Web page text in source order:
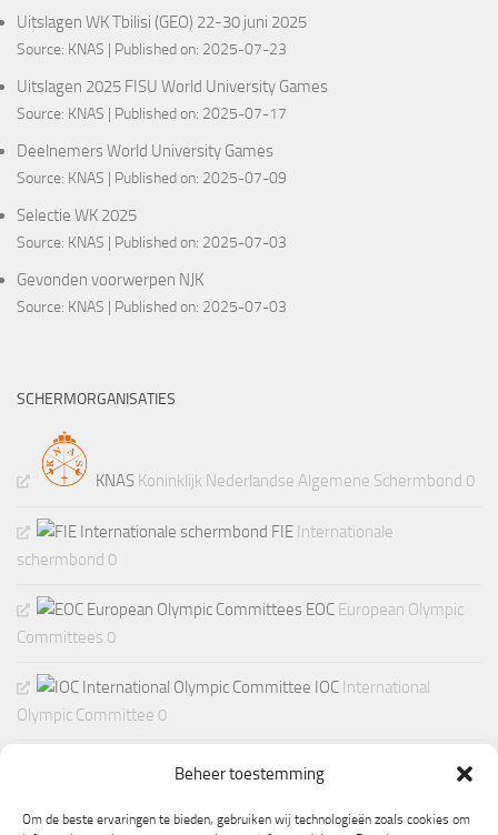
Beheer toestemming
Om de beste ervaringen te bieden, gebruiken wij technologieën zoals cookies om
Uitslagen WK Tbilisi (GEO) 22-30 juni 2025
Source: KNAS Published on: 2025-07-23
Uitslagen 2025 FISU World University Games
Source: KNAS Published on: 2025-07-17
Deelnemers World University Games
Source: KNAS Published on: 2025-07-09
Selectie WK 2025
Source: KNAS Published on: 2025-07-03
Gevonden voorwerpen NJK
Source: KNAS Published on: 2025-07-03
SCHERMORGANISATIES
KNAS Koninklijk Nederlandse Algemene Schermbond 0
FIE Internationale
schermbond 0
EOC European Olympic
Committees 0
IOC International
Olympic Committee 0